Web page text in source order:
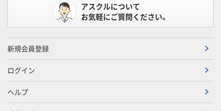
アスクルについて
お気軽にご質問ください。
新規会員登録
ログイン
ヘルプ